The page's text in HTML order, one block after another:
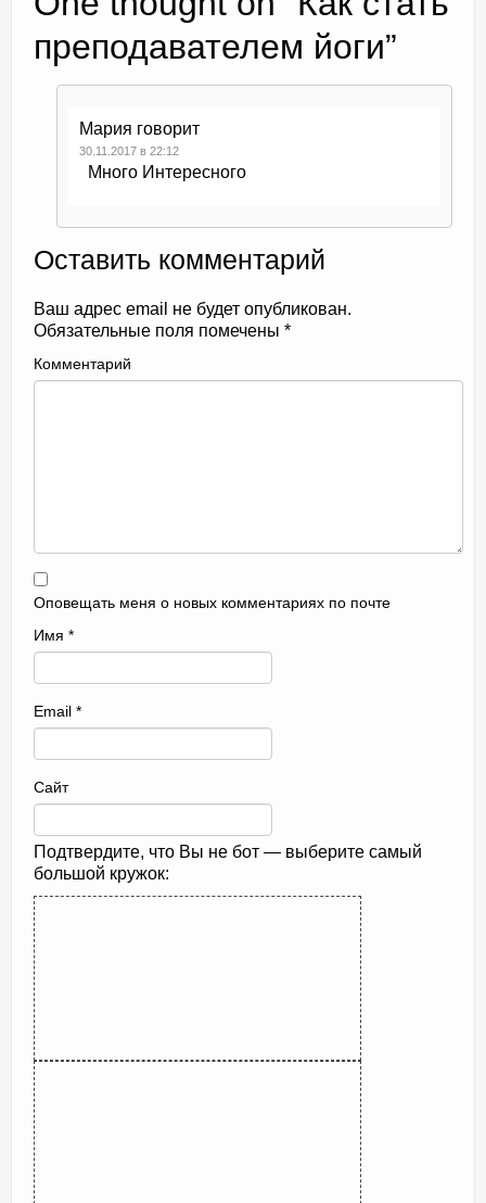
преподавателем йоги”
Мария говорит
30.11.2017 в 22:12
Много Интересного
Оставить комментарий
Ваш адрес email не будет опубликован.
Обязательные поля помечены *
Комментарий
Оповещать меня о новых комментариях по почте
Имя *
Email *
Сайт
Подтвердите, что Вы не бот — выберите самый
большой кружок: